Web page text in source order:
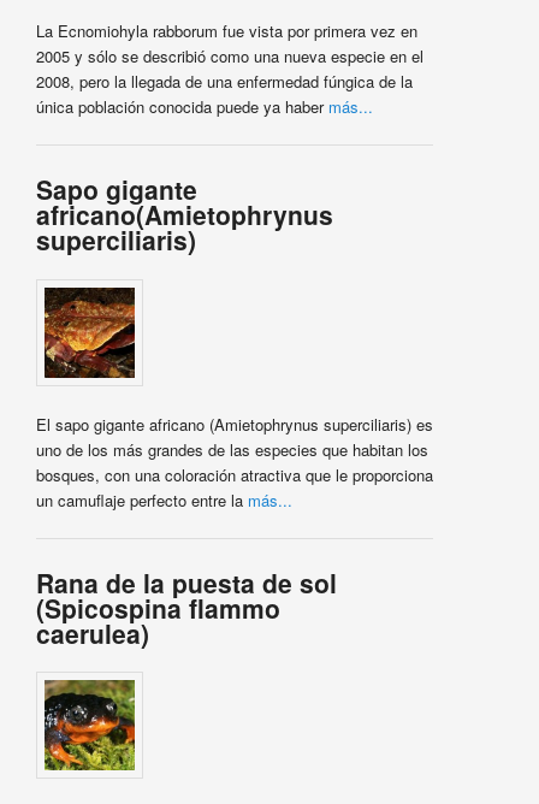
La Ecnomiohyla rabborum fue vista por primera vez en
2005 y sólo se describió como una nueva especie en el
2008, pero la llegada de una enfermedad fúngica de la
única población conocida puede ya haber más...
Sapo gigante
africano(Amietophrynus
superciliaris)
El sapo gigante africano (Amietophrynus superciliaris) es
uno de los más grandes de las especies que habitan los
bosques, con una coloración atractiva que le proporciona
un camuflaje perfecto entre la más...
Rana de la puesta de sol
(Spicospina flammo
caerulea)